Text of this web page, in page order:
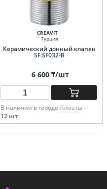
CREAVIT
Турция
Керамический донный клапан
SF.SF032-B
6 600 ₸/шт
В наличии в городе Алматы -
12 шт